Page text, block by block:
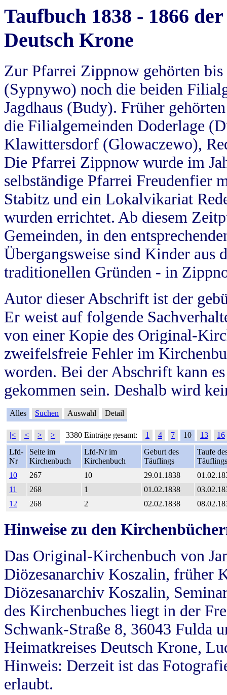
Taufbuch 1838 - 1866
Deutsch Krone
Zur Pfarrei Zippnow gehörten
(Sypnywo) noch die beiden
Jagdhaus (Budy). Früher
die Filialgemeinden Doderlage
Klawittersdorf (Glowaczewo),
Die Pfarrei Zippnow wurde im
selbständige Pfarrei Freudenfier
Stabitz und ein Lokalvikariat
wurden errichtet. Ab diesem
Gemeinden, in den
Übergangsweise sind Kinder aus
traditionellen Gründen - in
Autor dieser Abschrift ist der
Er weist auf folgende
von einer Kopie des Original-
zweifelsfreie Fehler im
worden. Bei der Abschrift kann
gekommen sein. Deshalb wird
Alles Suchen Auswahl Detail
|< < > >| 3380 Einträge gesamt: 1 4 7 10 13
16
Lfd-
Nr
Seite im
Kirchenbuch
Lfd-Nr im
Kirchenbuch
Geburt des
Täuflings
Taufe
Täuflings
10
267 10 29.01.1838
11
268 1 01.02.1838
12
268 2 02.02.1838
Hinweise zu den
Das Original-Kirchenbuch von
Diözesanarchiv Koszalin, früher
Diözesanarchiv Koszalin,
des Kirchenbuches liegt in der
Schwank-Straße 8, 36043 Fulda
Heimatkreises Deutsch Krone,
Hinweis: Derzeit ist das
erlaubt.